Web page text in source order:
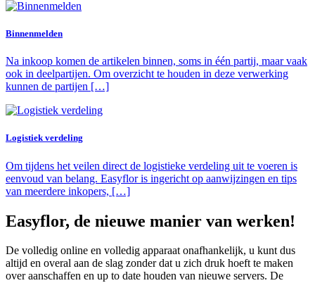
Binnenmelden
Na inkoop komen de artikelen binnen, soms in één partij, maar vaak
ook in deelpartijen. Om overzicht te houden in deze verwerking
kunnen de partijen […]
Logistiek verdeling
Om tijdens het veilen direct de logistieke verdeling uit te voeren is
eenvoud van belang. Easyflor is ingericht op aanwijzingen en tips
van meerdere inkopers, […]
Easyflor, de nieuwe manier van werken!
De volledig online en volledig apparaat onafhankelijk, u kunt dus
altijd en overal aan de slag zonder dat u zich druk hoeft te maken
over aanschaffen en up to date houden van nieuwe servers. De